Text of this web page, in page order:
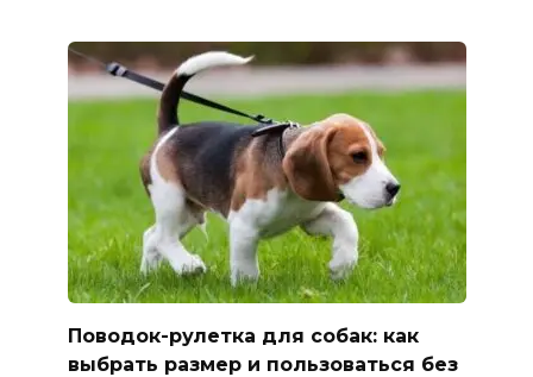
Поводок-рулетка для собак: как
выбрать размер и пользоваться без